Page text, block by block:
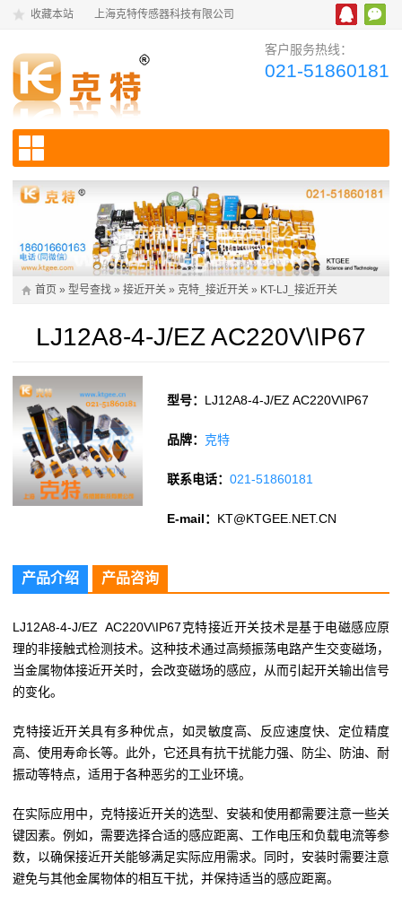
收藏本站 上海克特传感器科技有限公司
客户服务热线：
021-51860181
首页 » 型号查找 » 接近开关 » 克特_接近开关 » KT-LJ_接近开关
LJ12A8-4-J/EZ AC220V\IP67
型号： LJ12A8-4-J/EZ AC220V\IP67
品牌： 克特
联系电话：021-51860181
E-mail： KT@KTGEE.NET.CN
产品介绍 产品咨询
LJ12A8-4-J/EZ AC220V\IP67克特接近开关技术是基于电磁感应原
理的非接触式检测技术。这种技术通过高频振荡电路产生交变磁场，
当金属物体接近开关时，会改变磁场的感应，从而引起开关输出信号
的变化。
克特接近开关具有多种优点，如灵敏度高、反应速度快、定位精度
高、使用寿命长等。此外，它还具有抗干扰能力强、防尘、防油、耐
振动等特点，适用于各种恶劣的工业环境。
在实际应用中，克特接近开关的选型、安装和使用都需要注意一些关
键因素。例如，需要选择合适的感应距离、工作电压和负载电流等参
数，以确保接近开关能够满足实际应用需求。同时，安装时需要注意
避免与其他金属物体的相互干扰，并保持适当的感应距离。